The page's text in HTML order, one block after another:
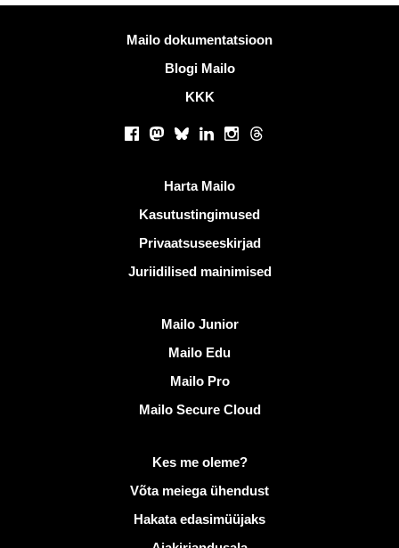
Rohkem informatsiooniMailo dokumentatsioon
Blogi Mailo
KKK
Facebook
Mastodon
BlueskyLinkedInInstagram
Threads
Harta Mailo
Kasutustingimused
Privaatsuseeskirjad
Juriidilised mainimised
Mailo Junior
Mailo Edu
Mailo Pro
Mailo Secure Cloud
Kes me oleme?
Võta meiega ühendust
Hakata edasimüüjaks